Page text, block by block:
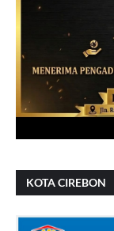
KOTA CIREBON